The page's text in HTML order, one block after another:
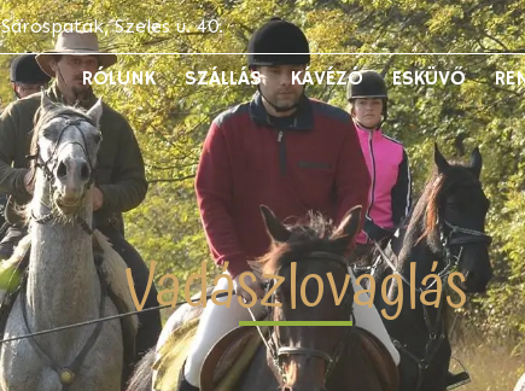
Sárospatak, Szeles u. 40.
RÓLUNK SZÁLLÁS KÁVÉZÓ ESKÜVŐ
Vadászlovaglás